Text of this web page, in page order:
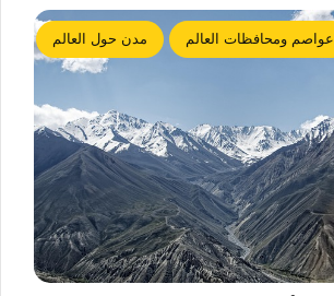
عواصم ومحافظات العالم مدن حول العالم